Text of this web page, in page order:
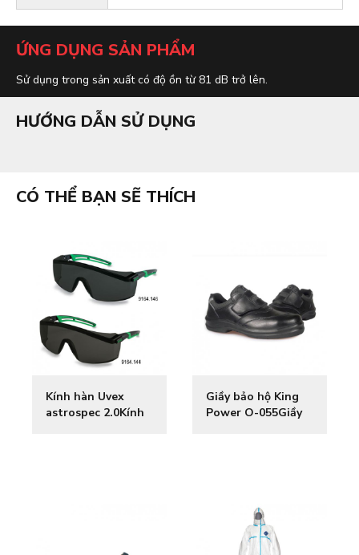
ỨNG DỤNG SẢN PHẨM
Sử dụng trong sản xuất có độ ồn từ 81 dB trở lên.
HƯỚNG DẪN SỬ DỤNG
CÓ THỂ BẠN SẼ THÍCH
Kính hàn Uvex
astrospec 2.0Kính
Giầy bảo hộ King
Power O-055Giầy